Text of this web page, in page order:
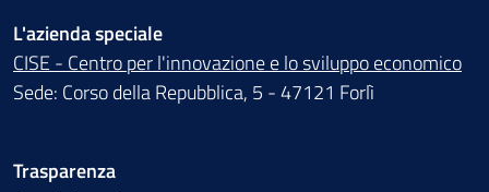
L'azienda speciale
CISE - Centro per l'innovazione e lo sviluppo economico
Sede: Corso della Repubblica, 5 - 47121 Forlì
Trasparenza